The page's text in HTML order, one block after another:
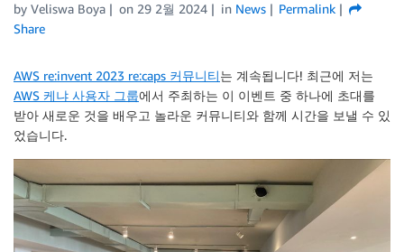
by Veliswa Boya on 29 2월 2024 in News
Permalink
Share
AWS re:invent 2023 re:caps 커뮤니티는 계속됩니다! 최근에 저는
AWS 케냐 사용자 그룹에서 주최하는 이 이벤트 중 하나에 초대를
받아 새로운 것을 배우고 놀라운 커뮤니티와 함께 시간을 보낼 수 있
었습니다.